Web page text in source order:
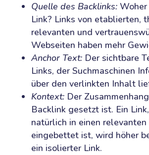
Quelle des Backlinks:Woher
Link? Links von etablierten,
relevanten und
Webseiten haben mehr
Anchor Text:Der sichtbare
Links, der Suchmaschinen
über den verlinkten Inhalt
Kontext:Der
Backlink gesetzt ist. Ein
natürlich in einen
eingebettet ist, wird höher
ein isolierter Link.